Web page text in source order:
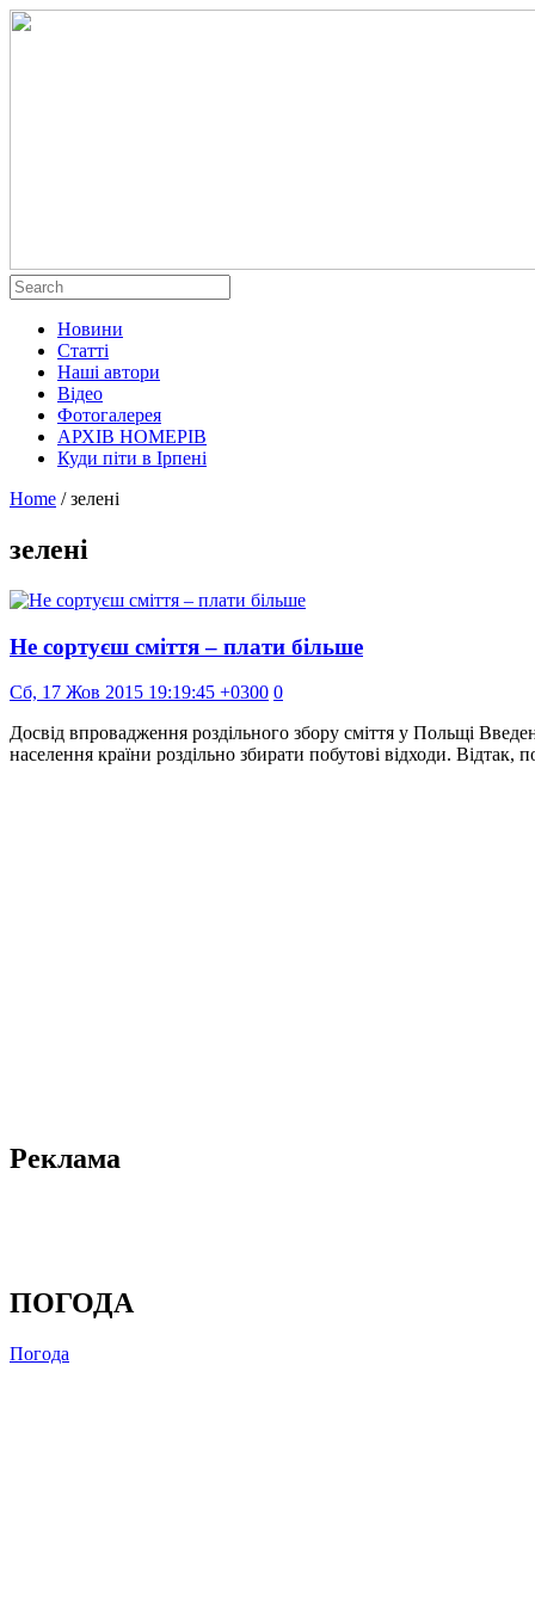
Новини
Статті
Наші автори
Відео
Фотогалерея
АРХІВ НОМЕРІВ
Куди піти в Ірпені
Home / зелені
зелені
Не сортуєш сміття – плати більше
Сб, 17 Жов 2015 19:19:45 +0300 0
Досвід впровадження роздільного збору сміття у Польщі
населення країни роздільно збирати побутові відходи.
Реклама
ПОГОДА
Погода